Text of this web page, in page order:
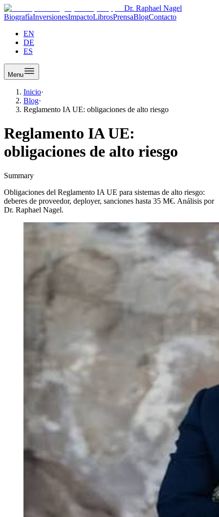
Dr. Raphael Nagel
BiografíaInversionesImpactoLibrosPrensaBlogContacto
EN
DE
ES
Menu
Inicio·
Blog·
Reglamento IA UE: obligaciones de alto riesgo
Reglamento IA UE:
obligaciones de alto riesgo
Summary
Obligaciones del Reglamento IA UE para sistemas de alto riesgo:
deberes de proveedor, deployer, sanciones hasta 35 M€. Análisis por
Dr. Raphael Nagel.